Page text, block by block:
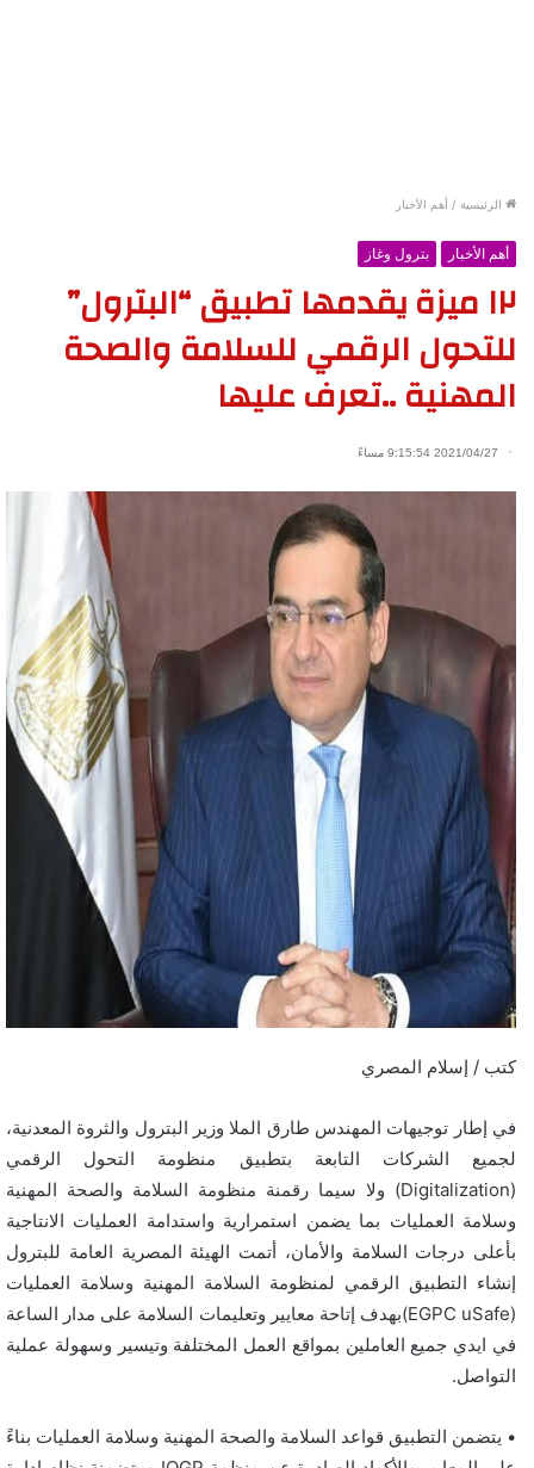
الرئيسية / أهم الأخبار
أهم الأخبار بترول وغاز
١٢ ميزة يقدمها تطبيق “البترول”
للتحول الرقمي للسلامة والصحة
المهنية ..تعرف عليها
2021/04/27 9:15:54 مساءً
كتب / إسلام المصري
في إطار توجيهات المهندس طارق الملا وزير البترول والثروة المعدنية،
لجميع الشركات التابعة بتطبيق منظومة التحول الرقمي
(Digitalization) ولا سيما رقمنة منظومة السلامة والصحة المهنية
وسلامة العمليات بما يضمن استمرارية واستدامة العمليات الانتاجية
بأعلى درجات السلامة والأمان، أتمت الهيئة المصرية العامة للبترول
إنشاء التطبيق الرقمي لمنظومة السلامة المهنية وسلامة العمليات
(EGPC uSafe)بهدف إتاحة معايير وتعليمات السلامة على مدار الساعة
في ايدي جميع العاملين بمواقع العمل المختلفة وتيسير وسهولة عملية
التواصل.
• يتضمن التطبيق قواعد السلامة والصحة المهنية وسلامة العمليات بناءً